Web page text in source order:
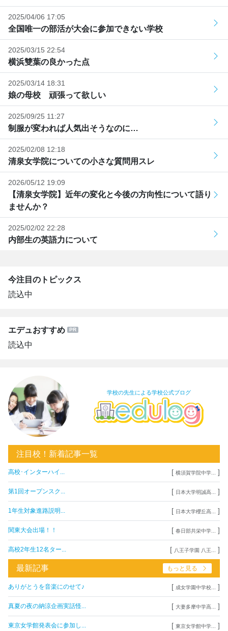
2025/04/06 17:05
全国唯一の部活が大会に参加できない学校
2025/03/15 22:54
横浜雙葉の良かった点
2025/03/14 18:31
娘の母校 頑張って欲しい
2025/09/25 11:27
制服が変われば人気出そうなのに…
2025/02/08 12:18
清泉女学院についての小さな質問用スレ
2026/05/12 19:09
【清泉女学院】近年の変化と今後の方向性について語り
ませんか？
2025/02/02 22:28
内部生の英語力について
今注目のトピックス
読込中
エデュおすすめ
読込中
学校の先生による学校公式ブログ
注目校！新着記事一覧
高校･インターハイ... [ 横須賀学院中学... ]
第1回オープンスク... [ 日本大学明誠高... ]
1年生対象進路説明... [ 日本大学櫻丘高... ]
関東大会出場！！ [ 春日部共栄中学... ]
高校2年生12名ター... [ 八王子学園 八王... ]
最新記事 もっと見る
ありがとうを音楽にのせて♪ [ 成女学園中学校... ]
真夏の夜の納涼企画実話怪... [ 大妻多摩中学高... ]
東京女学館発表会に参加し... [ 東京女学館中学... ]